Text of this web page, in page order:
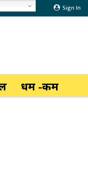
Sign In
धर्म -कर्म